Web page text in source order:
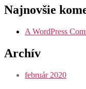
Najnovšie
A WordPress
Archív
február 2020